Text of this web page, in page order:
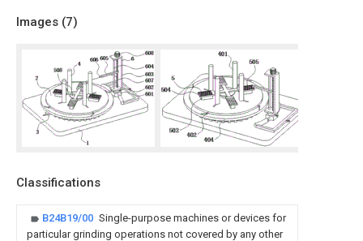
Images (7)
Classifications
B24B19/00 Single-purpose machines or devices for
particular grinding operations not covered by any other